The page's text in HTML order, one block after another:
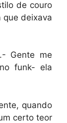
de couro
que deixava
Gente me
funk- ela
quando
certo teor